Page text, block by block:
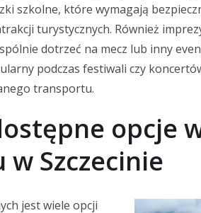
szkolne, które wymagają
turystycznych. Również
dotrzeć na mecz lub inny
podczas festiwali czy
transportu.
opcje
Szczecinie
jest wiele opcji